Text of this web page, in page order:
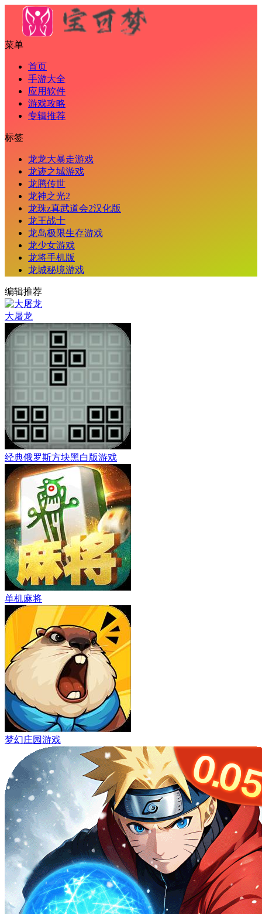
菜单
首页
手游大全
应用软件
游戏攻略
专辑推荐
标签
龙龙大暴走游戏
龙迹之城游戏
龙腾传世
龙神之光2
龙珠z真武道会2汉化版
龙王战士
龙岛极限生存游戏
龙少女游戏
龙将手机版
龙城秘境游戏
编辑推荐
大屠龙
经典俄罗斯方块黑白版游戏
单机麻将
梦幻庄园游戏